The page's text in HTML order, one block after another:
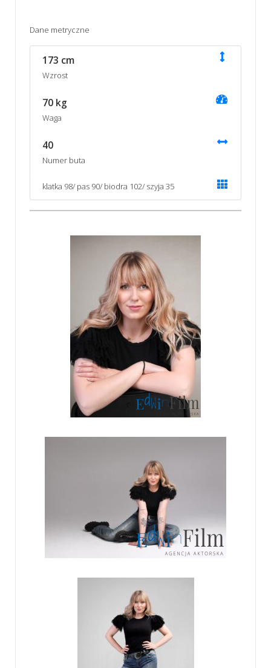
Dane metryczne
173 cm
Wzrost
70 kg
Waga
40
Numer buta
klatka 98/ pas 90/ biodra 102/ szyja 35